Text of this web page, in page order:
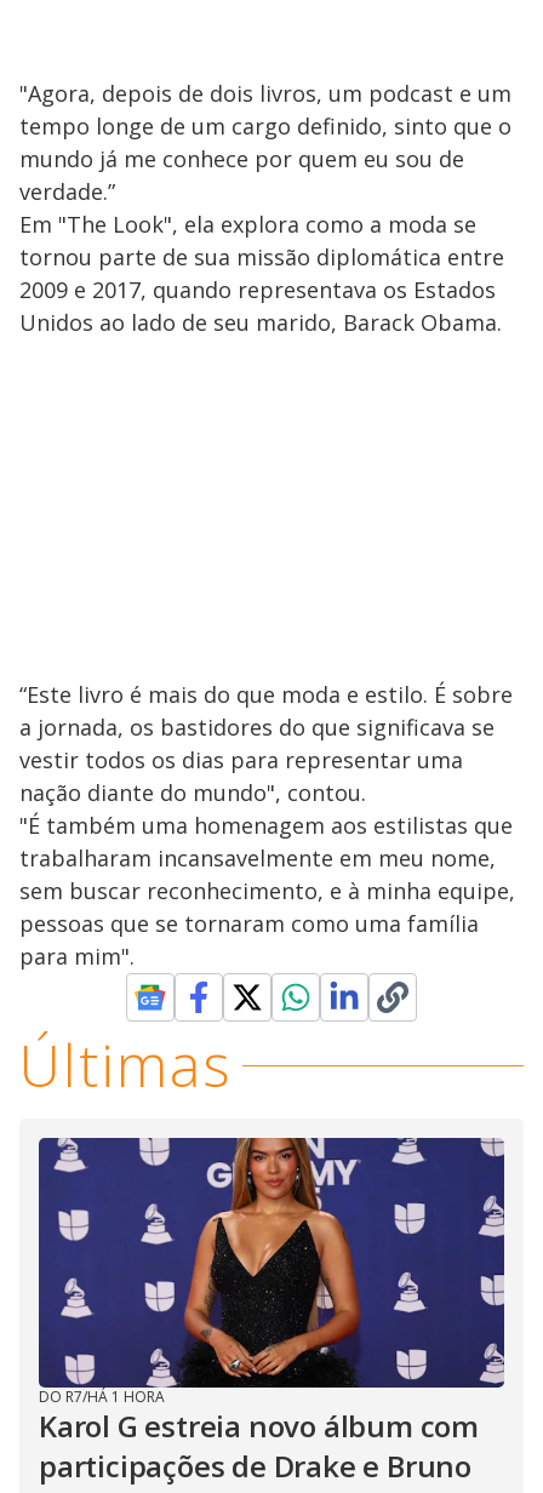
"Agora, depois de dois livros, um podcast e um
tempo longe de um cargo definido, sinto que o
mundo já me conhece por quem eu sou de
verdade.”
Em "The Look", ela explora como a moda se
tornou parte de sua missão diplomática entre
2009 e 2017, quando representava os Estados
Unidos ao lado de seu marido, Barack Obama.
“Este livro é mais do que moda e estilo. É sobre
a jornada, os bastidores do que significava se
vestir todos os dias para representar uma
nação diante do mundo", contou.
"É também uma homenagem aos estilistas que
trabalharam incansavelmente em meu nome,
sem buscar reconhecimento, e à minha equipe,
pessoas que se tornaram como uma família
para mim".
Últimas
DO R7/HÁ 1 HORA
Karol G estreia novo álbum com
participações de Drake e Bruno